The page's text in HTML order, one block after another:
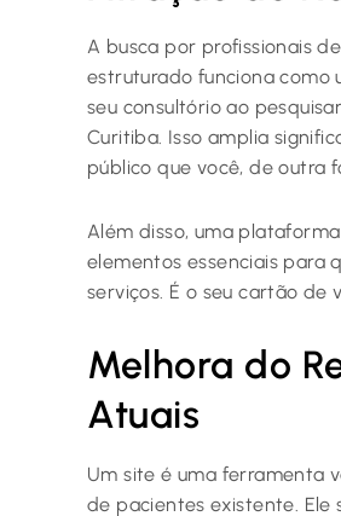
A busca por profissionais
estruturado funciona como
seu consultório ao
Curitiba. Isso amplia
público que você, de outra
Além disso, uma
elementos essenciais para
serviços. É o seu cartão de
Melhora do
Atuais
Um site é uma ferramenta
de pacientes existente. Ele